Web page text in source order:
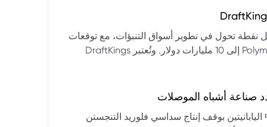
التوظيف، تضع المستثمرين في حالة صراع بين
القطاعات وتبادل الأنماط، مع تباعد آراء المستثمرين حول
من بيرنشتاين إلى أن كأس العالم 2026 قد تمثل نقطة تحول في تطوير أسواق التنبؤات، مع توقعات
بأن تصل حجم الرهانات الأمريكية في أسواق مثل Kalshi و Polymarket إلى 10 مليارات دولار. وتُعتبر DraftKings
باللغة الإسبانية، بالإضافة إلى توسعها في
صناعة أشباه الموصلات
يستعرض هذا التحليل تداعيات قرار شركتي關東電化 و中央硝子 اليابانيتين بوقف إنتاج سداسي فلوريد التنجستن